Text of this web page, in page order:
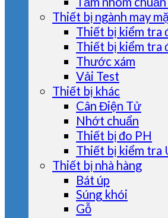
Thiết bị ngành may
Thiết bị kiểm tra
Thiết bị kiểm tra
Thước xám
Vải Test
Thiết bị khác
Cân Điện Tử
Nhớt chuẩn
Thiết bị đo PH
Thiết bị kiểm tra
Thiết bị nhà hàng
Bát úp
Súng khói
Gỗ